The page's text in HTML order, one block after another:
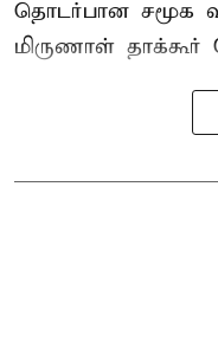
தொடர்பான சமூக
மிருணாள் தாக்கூர்